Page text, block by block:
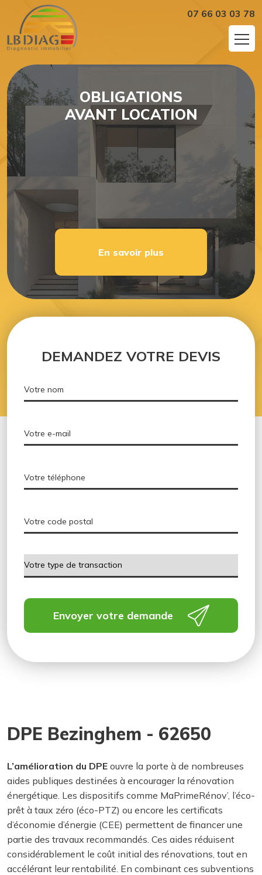
07 66 03 03 78
OBLIGATIONS
AVANT LOCATION
En savoir plus
DEMANDEZ VOTRE DEVIS
Envoyer votre demande
DPE Bezinghem - 62650
L’amélioration du DPE ouvre la porte à de nombreuses
aides publiques destinées à encourager la rénovation
énergétique. Les dispositifs comme MaPrimeRénov’, l’éco-
prêt à taux zéro (éco-PTZ) ou encore les certificats
d’économie d’énergie (CEE) permettent de financer une
partie des travaux recommandés. Ces aides réduisent
considérablement le coût initial des rénovations, tout en
accélérant leur rentabilité. En combinant ces subventions